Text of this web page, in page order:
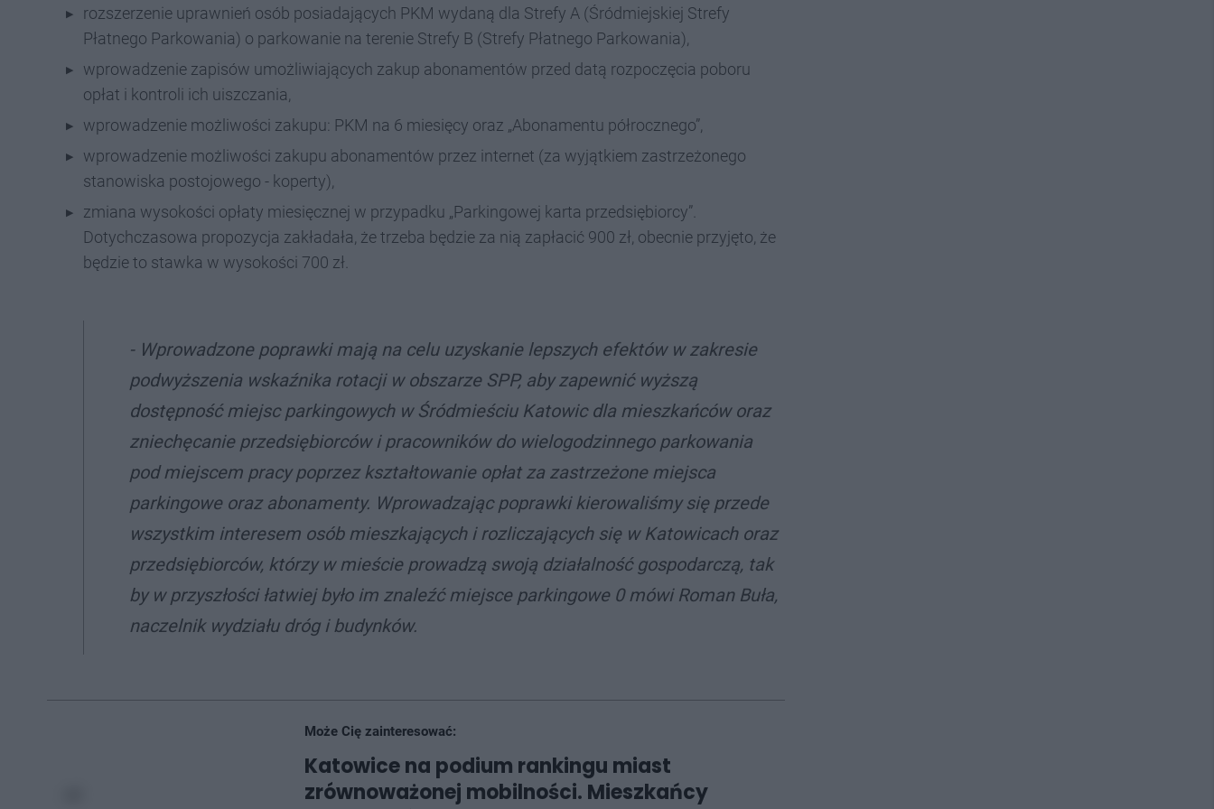
rozszerzenie uprawnień osób posiadających PKM wydaną dla Strefy A (Śródmiejskiej Strefy
Płatnego Parkowania) o parkowanie na terenie Strefy B (Strefy Płatnego Parkowania),
wprowadzenie zapisów umożliwiających zakup abonamentów przed datą rozpoczęcia poboru
opłat i kontroli ich uiszczania,
wprowadzenie możliwości zakupu: PKM na 6 miesięcy oraz „Abonamentu półrocznego”,
wprowadzenie możliwości zakupu abonamentów przez internet (za wyjątkiem zastrzeżonego
stanowiska postojowego - koperty),
zmiana wysokości opłaty miesięcznej w przypadku „Parkingowej karta przedsiębiorcy”.
Dotychczasowa propozycja zakładała, że trzeba będzie za nią zapłacić 900 zł, obecnie przyjęto, że
będzie to stawka w wysokości 700 zł.
- Wprowadzone poprawki mają na celu uzyskanie lepszych efektów w zakresie
podwyższenia wskaźnika rotacji w obszarze SPP, aby zapewnić wyższą
dostępność miejsc parkingowych w Śródmieściu Katowic dla mieszkańców oraz
zniechęcanie przedsiębiorców i pracowników do wielogodzinnego parkowania
pod miejscem pracy poprzez kształtowanie opłat za zastrzeżone miejsca
parkingowe oraz abonamenty. Wprowadzając poprawki kierowaliśmy się przede
wszystkim interesem osób mieszkających i rozliczających się w Katowicach oraz
przedsiębiorców, którzy w mieście prowadzą swoją działalność gospodarczą, tak
by w przyszłości łatwiej było im znaleźć miejsce parkingowe 0 mówi Roman Buła,
naczelnik wydziału dróg i budynków.
Może Cię zainteresować:
Katowice na podium rankingu miast
zrównoważonej mobilności. Mieszkańcy